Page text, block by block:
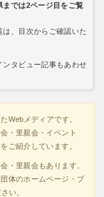
までは2ページ目をご覧
は、目次からご確認いた
ンタビュー記事もあわせ
Webメディアです。
・里親会・イベント
ご紹介しています。
・里親会もあります。
体のホームページ・ブ
い。